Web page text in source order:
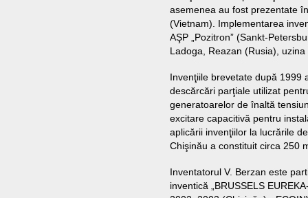
asemenea au fost prezentate
(Vietnam). Implementarea
AŞP „Pozitron” (Sankt-
Ladoga, Reazan (Rusia),
Invenţiile brevetate după 1999
descărcări parţiale utilizat
generatoarelor de înaltă
excitare capacitivă pentru
aplicării invenţiilor la lucrările
Chişinău a constituit circa 250
Inventatorul V. Berzan este
inventică „BRUSSELS